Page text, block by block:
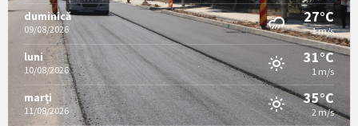
duminică
09/08/2026
27°C
1 m/s
luni
10/08/2026
31°C
1 m/s
marți
11/08/2026
35°C
2 m/s